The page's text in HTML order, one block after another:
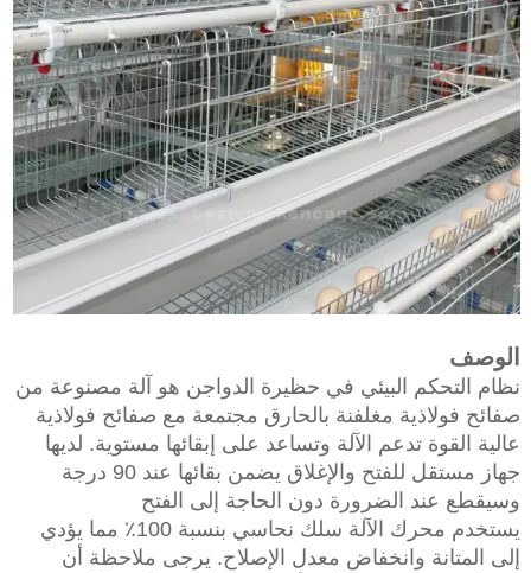
الوصف
نظام التحكم البيئي في حظيرة الدواجن هو آلة مصنوعة من
صفائح فولاذية مغلفنة بالحارق مجتمعة مع صفائح فولاذية
عالية القوة تدعم الآلة وتساعد على إبقائها مستوية. لديها
جهاز مستقل للفتح والإغلاق يضمن بقائها عند 90 درجة
وسيقطع عند الضرورة دون الحاجة إلى الفتح
يستخدم محرك الآلة سلك نحاسي بنسبة 100٪ مما يؤدي
إلى المتانة وانخفاض معدل الإصلاح. يرجى ملاحظة أن